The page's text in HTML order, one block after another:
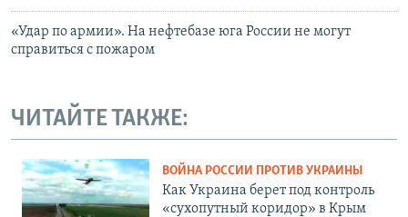
«Удар по армии». На нефтебазе юга России не могут
справиться с пожаром
ЧИТАЙТЕ ТАКЖЕ:
ВОЙНА РОССИИ ПРОТИВ УКРАИНЫ
Как Украина берет под контроль
«сухопутный коридор» в Крым